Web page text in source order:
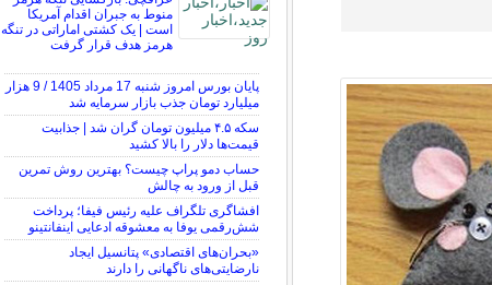
منوط به جبران اقدام آمریکا
است | یک کشتی اماراتی در تنگه
هرمز هدف قرار گرفت
پایان بورس امروز شنبه 17 مرداد 1405 / 9 هزار
میلیارد تومان جذب بازار سرمایه شد
سکه ۴.۵ میلیون تومان گران شد | جذابیت
قیمت‌ها دلار را بالا کشید
حساب دمو پراپ چیست؟ بهترین روش تمرین
قبل از ورود به چالش
افشاگری تلگراف علیه رئیس فیفا؛ پرداخت
شش‌رقمی یوفا به معشوقه ادعایی اینفانتینو
«بحران‌های اقتصادی» پتانسیل ایجاد
نارضایتی‌های ناگهانی را دارند